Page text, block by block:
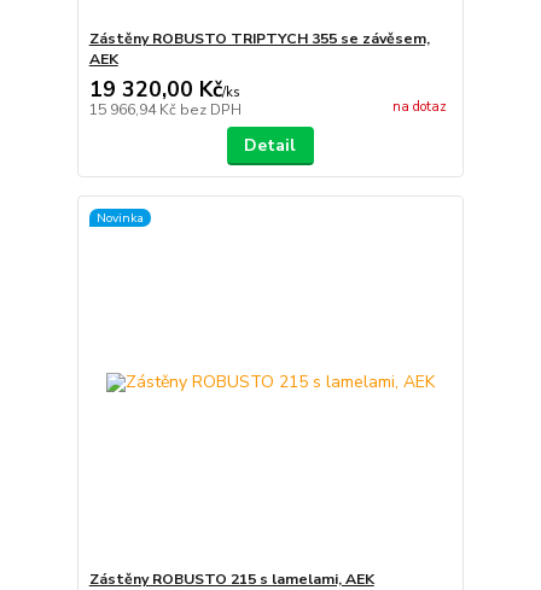
Zástěny ROBUSTO TRIPTYCH 355 se závěsem,
AEK
19 320,00 Kč/ks
15 966,94 Kč bez DPH na dotaz
Detail
Novinka
Zástěny ROBUSTO 215 s lamelami, AEK